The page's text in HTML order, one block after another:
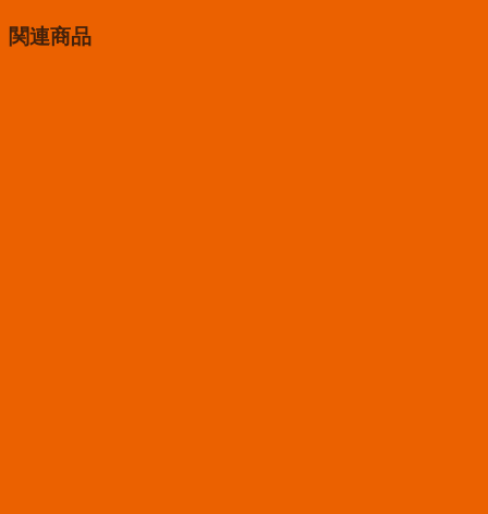
関連商品